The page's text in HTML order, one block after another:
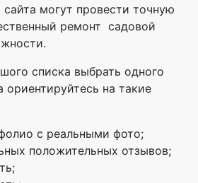
могут провести точную
ремонт садовой
списка выбрать одного
ориентируйтесь на такие
с реальными фото;
положительных отзывов;